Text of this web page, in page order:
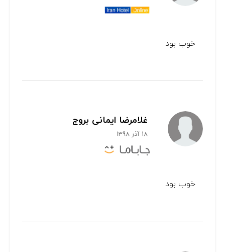
خوب بود
غلامرضا ایمانی بروج
18 آذر 1398
خوب بود